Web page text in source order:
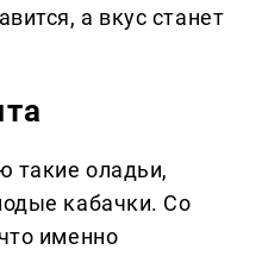
а вкус станет
такие оладьи,
кабачки. Со
именно